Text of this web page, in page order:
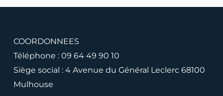
COORDONNEES
Téléphone : 09 64 49 90 10
Siège social : 4 Avenue du Général Leclerc 68100
Mulhouse